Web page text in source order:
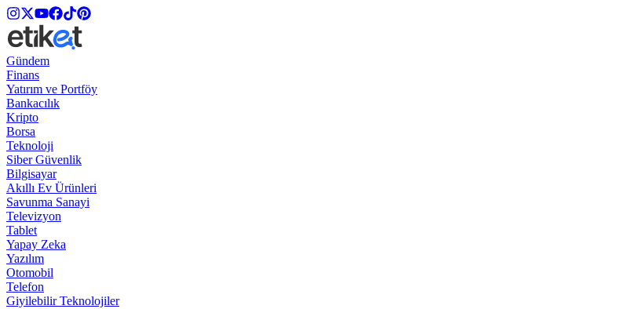
Gündem
Finans
Yatırım ve Portföy
Bankacılık
Kripto
Borsa
Teknoloji
Siber Güvenlik
Bilgisayar
Akıllı Ev Ürünleri
Savunma Sanayi
Televizyon
Tablet
Yapay Zeka
Yazılım
Otomobil
Telefon
Giyilebilir Teknolojiler